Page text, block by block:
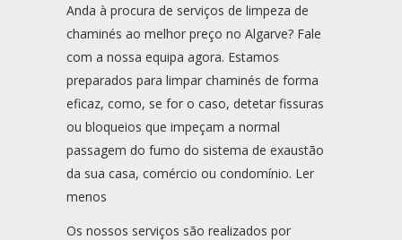
Anda à procura de serviços de limpeza de
chaminés ao melhor preço no Algarve? Fale
com a nossa equipa agora. Estamos
preparados para limpar chaminés de forma
eficaz, como, se for o caso, detetar fissuras
ou bloqueios que impeçam a normal
passagem do fumo do sistema de exaustão
da sua casa, comércio ou condomínio. Ler
menos
Os nossos serviços são realizados por